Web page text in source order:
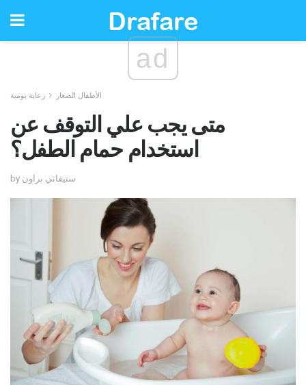
ad
الأطفال الصغار رعاية يومية
متى يجب علي التوقف عن
استخدام حمام الطفل؟
by ستيفاني براون